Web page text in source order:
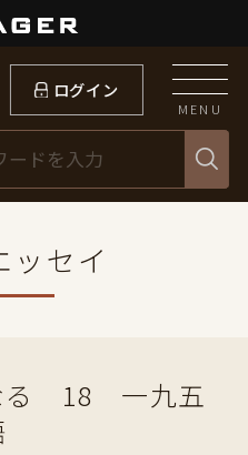
ログイン
MENU
ッセイ
る 18 一九五